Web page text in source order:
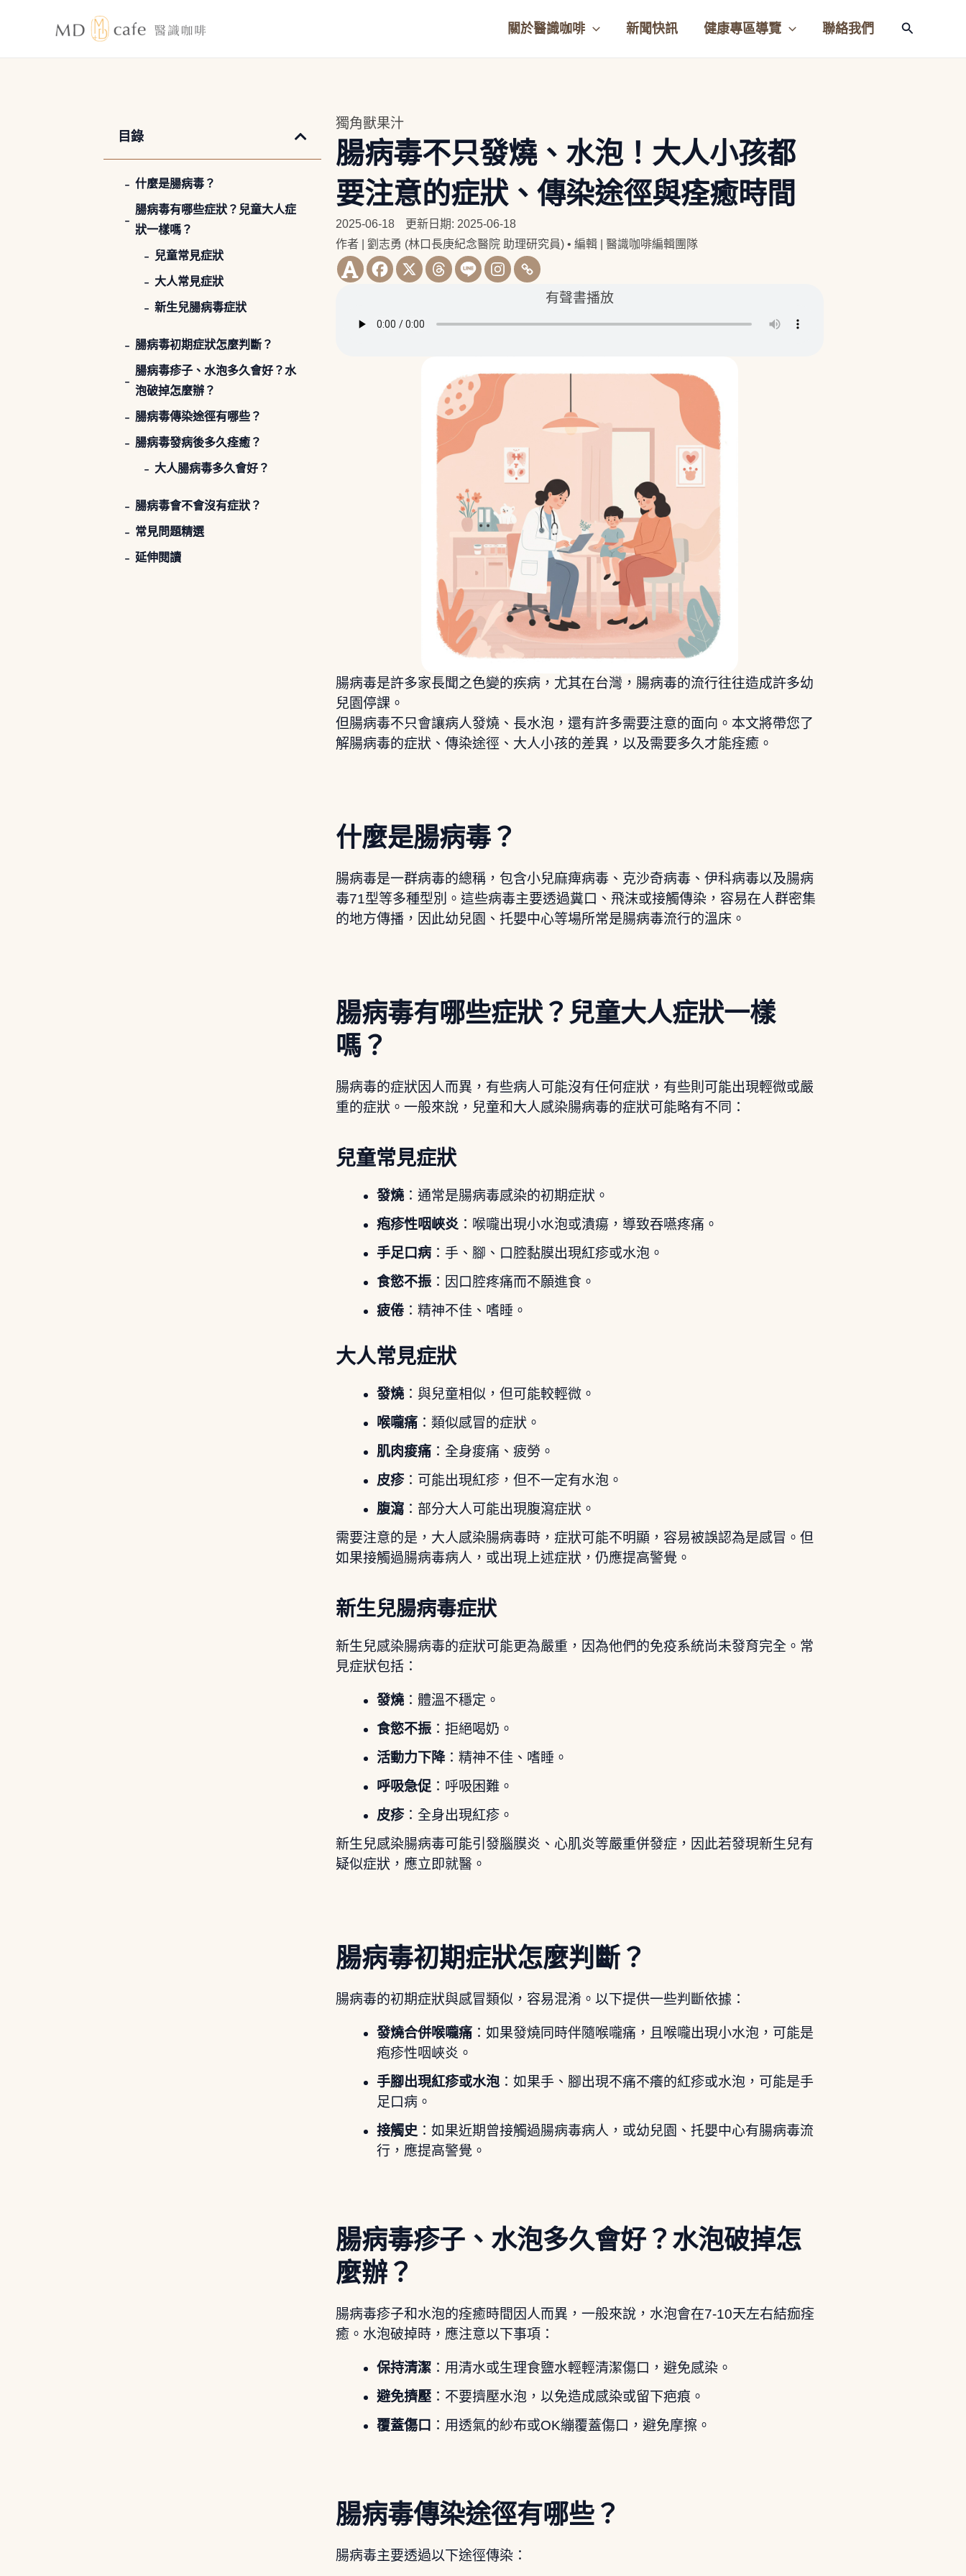
關於醫識咖啡 新聞快訊 健康專區導覽 聯絡我們
搜
目錄
什麼是腸病毒？
腸病毒有哪些症狀？兒童大人症
狀一樣嗎？
兒童常見症狀
大人常見症狀
新生兒腸病毒症狀
腸病毒初期症狀怎麼判斷？
腸病毒疹子、水泡多久會好？水
泡破掉怎麼辦？
腸病毒傳染途徑有哪些？
腸病毒發病後多久痊癒？
大人腸病毒多久會好？
腸病毒會不會沒有症狀？
常見問題精選
延伸閱讀
獨角獸果汁
腸病毒不只發燒、水泡！大人小孩都
要注意的症狀、傳染途徑與痊癒時間
2025-06-18
更新日期: 2025-06-18
作者 | 劉志勇 (林口長庚紀念醫院 助理研究員)• 編輯 | 醫識咖啡編輯團隊
有聲書播放
腸病毒是許多家長聞之色變的疾病，尤其在台灣，腸病毒的流行往往造成許多幼
兒園停課。
但腸病毒不只會讓病人發燒、長水泡，還有許多需要注意的面向。本文將帶您了
解腸病毒的症狀、傳染途徑、大人小孩的差異，以及需要多久才能痊癒。
什麼是腸病毒？
腸病毒是一群病毒的總稱，包含小兒麻痺病毒、克沙奇病毒、伊科病毒以及腸病
毒71型等多種型別。這些病毒主要透過糞口、飛沫或接觸傳染，容易在人群密集
的地方傳播，因此幼兒園、托嬰中心等場所常是腸病毒流行的溫床。
腸病毒有哪些症狀？兒童大人症狀一樣
嗎？
腸病毒的症狀因人而異，有些病人可能沒有任何症狀，有些則可能出現輕微或嚴
重的症狀。一般來說，兒童和大人感染腸病毒的症狀可能略有不同：
兒童常見症狀
發燒：通常是腸病毒感染的初期症狀。
疱疹性咽峽炎：喉嚨出現小水泡或潰瘍，導致吞嚥疼痛。
手足口病：手、腳、口腔黏膜出現紅疹或水泡。
食慾不振：因口腔疼痛而不願進食。
疲倦：精神不佳、嗜睡。
大人常見症狀
發燒：與兒童相似，但可能較輕微。
喉嚨痛：類似感冒的症狀。
肌肉痠痛：全身痠痛、疲勞。
皮疹：可能出現紅疹，但不一定有水泡。
腹瀉：部分大人可能出現腹瀉症狀。
需要注意的是，大人感染腸病毒時，症狀可能不明顯，容易被誤認為是感冒。但
如果接觸過腸病毒病人，或出現上述症狀，仍應提高警覺。
新生兒腸病毒症狀
新生兒感染腸病毒的症狀可能更為嚴重，因為他們的免疫系統尚未發育完全。常
見症狀包括：
發燒：體溫不穩定。
食慾不振：拒絕喝奶。
活動力下降：精神不佳、嗜睡。
呼吸急促：呼吸困難。
皮疹：全身出現紅疹。
新生兒感染腸病毒可能引發腦膜炎、心肌炎等嚴重併發症，因此若發現新生兒有
疑似症狀，應立即就醫。
腸病毒初期症狀怎麼判斷？
腸病毒的初期症狀與感冒類似，容易混淆。以下提供一些判斷依據：
發燒合併喉嚨痛：如果發燒同時伴隨喉嚨痛，且喉嚨出現小水泡，可能是
疱疹性咽峽炎。
手腳出現紅疹或水泡：如果手、腳出現不痛不癢的紅疹或水泡，可能是手
足口病。
接觸史：如果近期曾接觸過腸病毒病人，或幼兒園、托嬰中心有腸病毒流
行，應提高警覺。
腸病毒疹子、水泡多久會好？水泡破掉怎
麼辦？
腸病毒疹子和水泡的痊癒時間因人而異，一般來說，水泡會在7-10天左右結痂痊
癒。水泡破掉時，應注意以下事項：
保持清潔：用清水或生理食鹽水輕輕清潔傷口，避免感染。
避免擠壓：不要擠壓水泡，以免造成感染或留下疤痕。
覆蓋傷口 ：用透氣的紗布或OK繃覆蓋傷口，避免摩擦。
腸病毒傳染途徑有哪些？
腸病毒主要透過以下途徑傳染：